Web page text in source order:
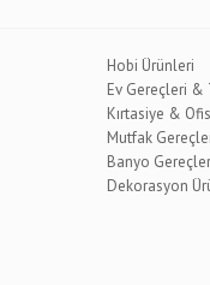
Hobi Ürünleri
Ev Gereçleri &
Kırtasiye & Ofis
Mutfak
Banyo
Dekorasyon